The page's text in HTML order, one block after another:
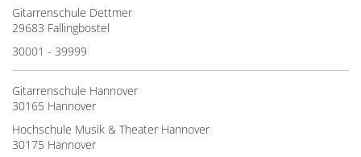
Gitarrenschule Dettmer
29683 Fallingbostel
30001 - 39999
Gitarrenschule Hannover
30165 Hannover
Hochschule Musik & Theater Hannover
30175 Hannover